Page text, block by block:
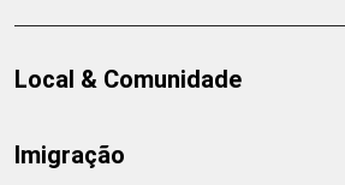
Local & Comunidade
Imigração